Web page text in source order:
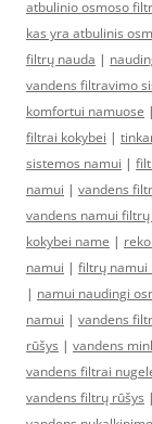
atbulinio osmoso
kas yra atbulinis
filtrų nauda |
vandens filtravimo
komfortui namuose |
filtrai kokybei |
sistemos namui |
namui | vandens
vandens namui
kokybei name |
namui | filtrų namui
| namui naudingi
namui | vandens
rūšys | vandens
vandens filtrai
vandens filtrų rūšys |